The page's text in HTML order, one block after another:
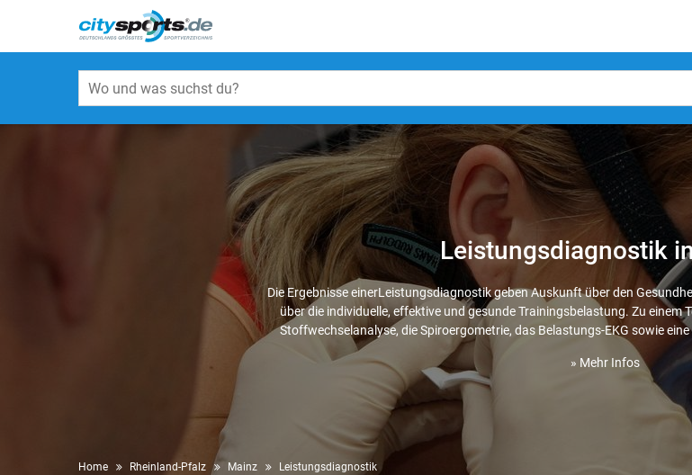
Leistungsdiagnostik
Die Ergebnisse einerLeistungsdiagnostik geben Auskunft über den
über die individuelle, effektive und gesunde Trainingsbelastung. Zu
Stoffwechselanalyse, die Spiroergometrie, das Belastungs-EKG sowie
» Mehr Infos
Home Rheinland-Pfalz Mainz Leistungsdiagnostik